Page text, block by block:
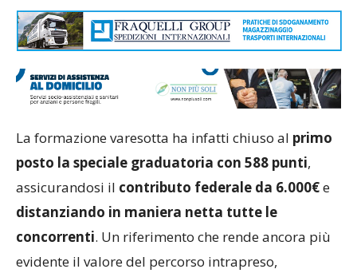
La formazione varesotta ha infatti chiuso al primo
posto la speciale graduatoria con 588 punti,
assicurandosi il contributo federale da 6.000€e
distanziando in maniera netta tutte le
concorrenti. Un riferimento che rende ancora più
evidente il valore del percorso intrapreso,